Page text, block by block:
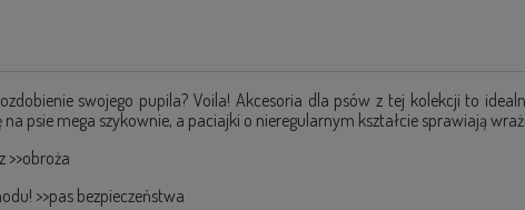
swojego pupila? Voila! Akcesoria dla psów z tej kolekcji to
psie mega szykownie, a paciajki o nieregularnym kształcie sprawiają
>>obroża
>>pas bezpieczeństwa